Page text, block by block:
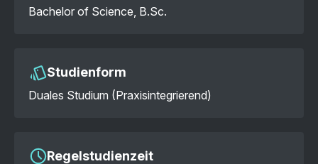
Bachelor of Science, B.Sc.
Studienform
Duales Studium (Praxisintegrierend)
Regelstudienzeit